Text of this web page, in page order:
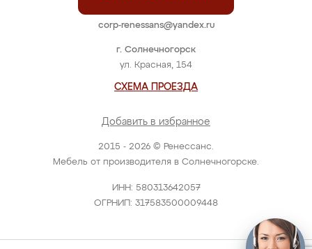
2015 - 2026 © Ренессанс.
Мебель от производителя в Солнечногорске.
ИНН: 580313642057
ОГРНИП: 317583500009448
г. Солнечногорск
ул. Красная, 154
СХЕМА ПРОЕЗДА
Добавить в избранное
corp-renessans@yandex.ru